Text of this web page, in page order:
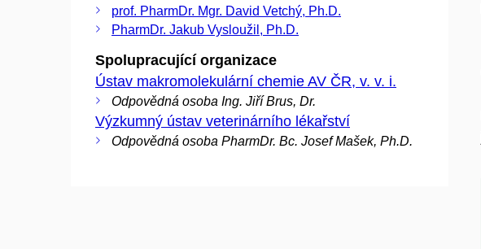
prof. PharmDr. Mgr. David Vetchý, Ph.D.
PharmDr. Jakub Vysloužil, Ph.D.
Spolupracující organizace
Ústav makromolekulární chemie AV ČR, v. v. i.
Odpovědná osoba Ing. Jiří Brus, Dr.
Výzkumný ústav veterinárního lékařství
Odpovědná osoba PharmDr. Bc. Josef Mašek, Ph.D.